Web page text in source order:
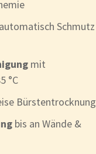
Schmutz
mit
°C
Bürstentrocknung
bis an Wände &